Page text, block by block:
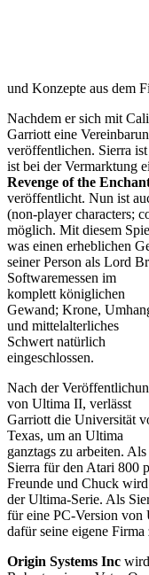
und Konzepte aus dem
Nachdem er sich mit
Garriott eine
veröffentlichen. Sierra
ist bei der Vermarktung
Revenge of the
veröffentlicht. Nun ist
(non-player characters;
möglich. Mit diesem
was einen erheblichen
seiner Person als Lord
Softwaremessen im
komplett königlichen
Gewand; Krone,
und mittelalterliches
Schwert natürlich
eingeschlossen.
Nach der
von Ultima II, verlässt
Garriott die Universität
Texas, um an Ultima
ganztags zu arbeiten. Als
Sierra für den Atari 800
Freunde und Chuck
der Ultima-Serie. Als
für eine PC-Version von
dafür seine eigene
Origin Systems Inc